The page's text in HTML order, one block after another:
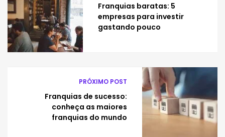
Franquias baratas: 5
empresas para investir
gastando pouco
PRÓXIMO POST
Franquias de sucesso:
conheça as maiores
franquias do mundo